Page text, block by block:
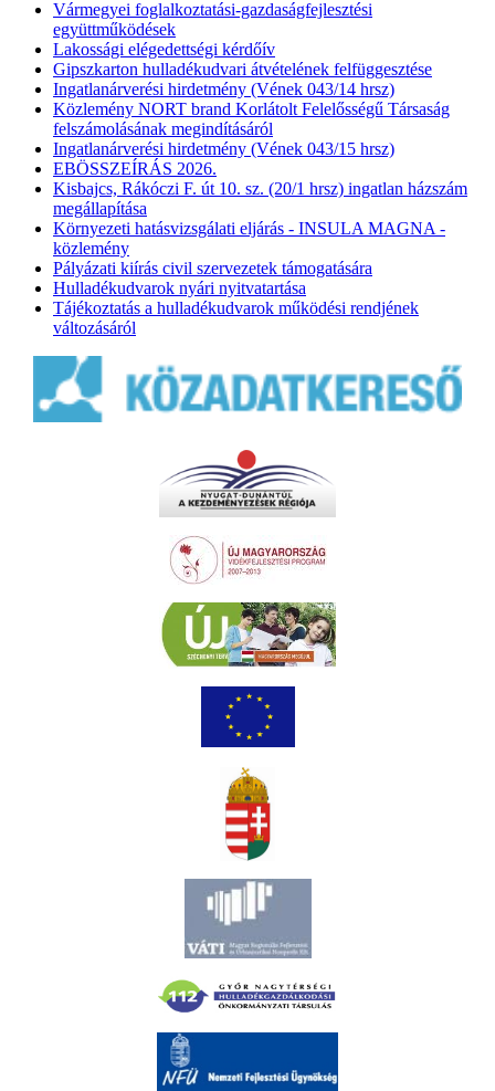
Vármegyei foglalkoztatási-gazdaságfejlesztési
együttműködések
Lakossági elégedettségi kérdőív
Gipszkarton hulladékudvari átvételének felfüggesztése
Ingatlanárverési hirdetmény (Vének 043/14 hrsz)
Közlemény NORT brand Korlátolt Felelősségű Társaság
felszámolásának megindításáról
Ingatlanárverési hirdetmény (Vének 043/15 hrsz)
EBÖSSZEÍRÁS 2026.
Kisbajcs, Rákóczi F. út 10. sz. (20/1 hrsz) ingatlan házszám
megállapítása
Környezeti hatásvizsgálati eljárás - INSULA MAGNA -
közlemény
Pályázati kiírás civil szervezetek támogatására
Hulladékudvarok nyári nyitvatartása
Tájékoztatás a hulladékudvarok működési rendjének
változásáról